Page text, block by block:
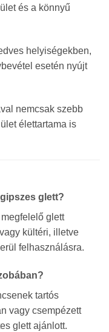
és a könnyű
helyiségekben,
esetén nyújt
nemcsak szebb
élettartama is
glett?
glett
kültéri, illetve
felhasználásra.
tartós
vagy csempézett
glett ajánlott.